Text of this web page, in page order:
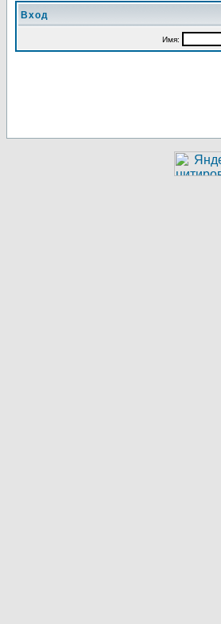
Вход
Имя: